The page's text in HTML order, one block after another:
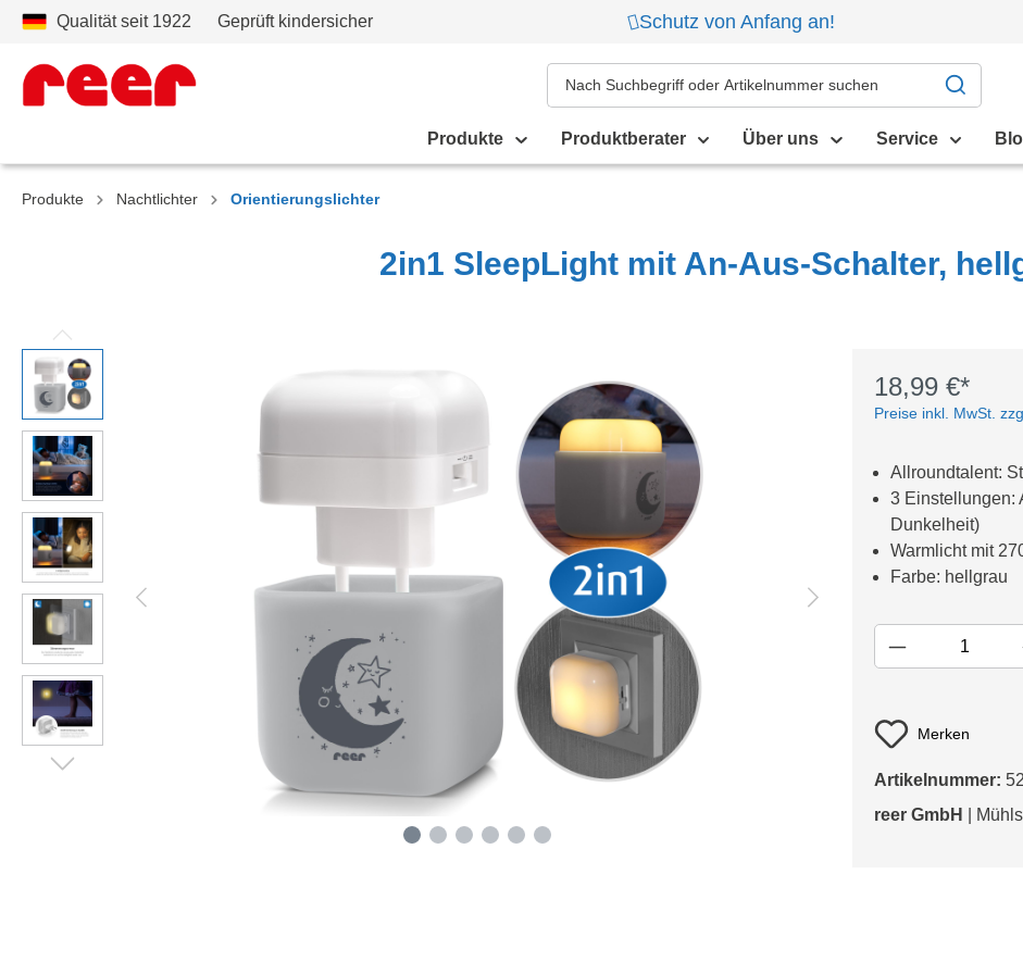
Qualität seit 1922 Geprüft kindersicher Schutz von Anfang an!
Produkte Produktberater Über uns Service
Produkte Nachtlichter Orientierungslichter
2in1 SleepLight mit An-Aus-Schalter,
18,99 €*
Preise inkl. MwSt.
Allroundtalent:
3 Einstellungen:
Dunkelheit)
Warmlicht mit
Farbe: hellgrau
Merken
Artikelnummer:
reer GmbH
|